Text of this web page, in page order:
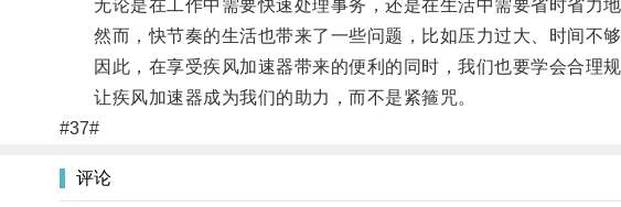
无论是在工作中需要快速处理事务，还是在生活中需要省时省力地
然而，快节奏的生活也带来了一些问题，比如压力过大、时间不够
因此，在享受疾风加速器带来的便利的同时，我们也要学会合理规
让疾风加速器成为我们的助力，而不是紧箍咒。
#37#
评论